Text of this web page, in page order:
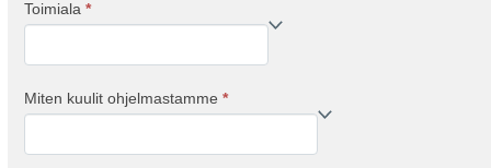
Toimiala*
Miten kuulit ohjelmastamme*
kuulit